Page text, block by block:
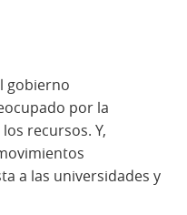
gobierno
por la
recursos. Y,
a las universidades y